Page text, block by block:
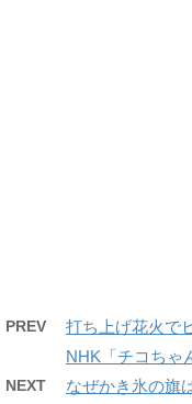
PREV
打ち上げ花火で
NHK「チコちゃ
NEXT
なぜかき氷の旗